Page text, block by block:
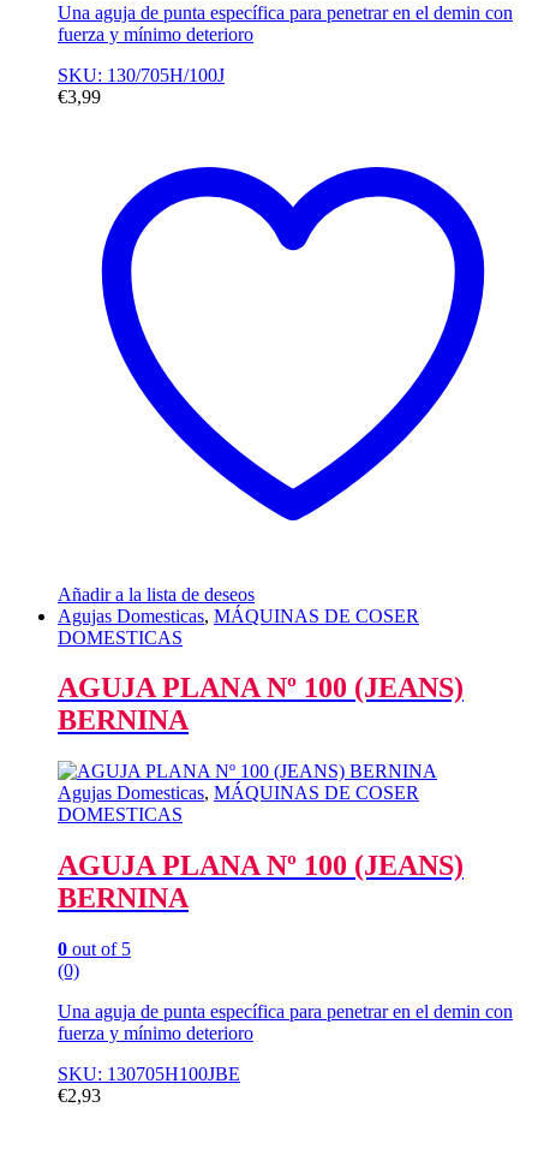
Una aguja de punta específica para penetrar en el demin con
fuerza y mínimo deterioro
SKU: 130/705H/100J
€3,99
Añadir a la lista de deseos
Agujas Domesticas, MÁQUINAS DE COSER
DOMESTICAS
AGUJA PLANA Nº 100 (JEANS)
BERNINA
Agujas Domesticas, MÁQUINAS DE COSER
DOMESTICAS
AGUJA PLANA Nº 100 (JEANS)
BERNINA
0 out of 5
(0)
Una aguja de punta específica para penetrar en el demin con
fuerza y mínimo deterioro
SKU: 130705H100JBE
€2,93